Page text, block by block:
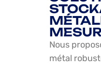
Nous
métal